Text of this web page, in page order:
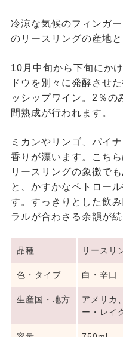
冷涼な気候のフィンガ
のリースリングの産地
10月中旬から下旬にか
ドウを別々に発酵させ
ッシップワイン。2％の
間熟成が行われます。
ミカンやリンゴ、パイ
香りが漂います。こち
リースリングの象徴で
と、かすかなペトロー
す。すっきりとした飲
ラルが合わさる余韻が続
品種 リースリ
色・タイプ 白・辛口
生産国・地方
アメリカ
ー・レイ